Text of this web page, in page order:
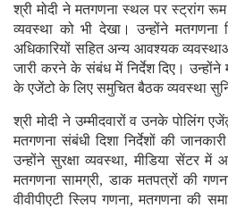
श्री मोदी ने मतगणना स्थल पर स्ट्रांग
व्यवस्था को भी देखा। उन्होंने मतगणना
अधिकारियों सहित अन्य आवश्यक
जारी करने के संबंध में निर्देश दिए। उन्होंने
के एजेंटो के लिए समुचित बैठक व्यवस्था
श्री मोदी ने उम्मीदवारों व उनके पोलिंग
मतगणना संबंधी दिशा निर्देशों की
उन्होंने सुरक्षा व्यवस्था, मीडिया सेंटर
मतगणना सामग्री, डाक मतपत्रों की
वीवीपीएटी स्लिप गणना, मतगणना की